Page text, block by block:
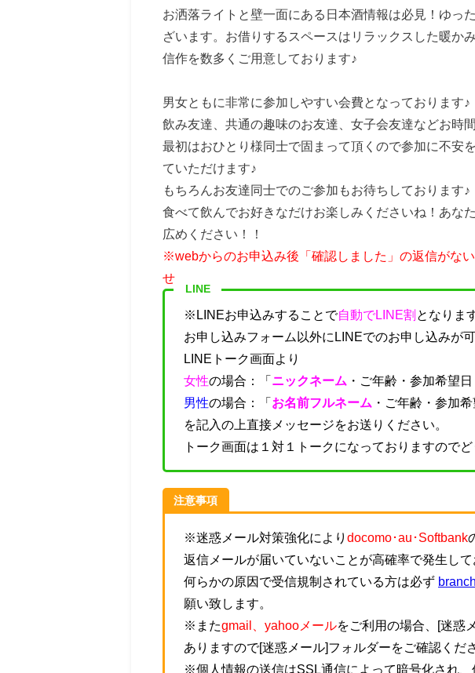
お洒落ライトと壁一面にある日本酒情報は必見！ゆっ
ざいます。お借りするスペースはリラックスした暖か
信作を数多くご用意しております♪
男女ともに非常に参加しやすい会費となっております♪
飲み友達、共通の趣味のお友達、女子会友達などお時
最初はおひとり様同士で固まって頂くので参加に不安
ていただけます♪
もちろんお友達同士でのご参加もお待ちしております♪
食べて飲んでお好きなだけお楽しみくださいね！あな
広めください！！
※webからのお申込み後「確認しました」の返信がな
せ。
LINE
※LINEお申込みすることで自動でLINE割 となりま
お申し込みフォーム以外にLINEでのお申し込みが可
LINEトーク画面より
女性の場合：「 ニックネーム ・ ご年齢・参加希望
男性の場合：「 お名前フルネーム ・ ご年齢・参加
を記入の上直接メッセージをお送りください。
トーク画面は１対１トークになっておりますので
注意事項
※迷惑メール対策強化により docomo･au･Softbank
返信メールが届いていないことが高確率で発生して
何らかの原因で受信規制されている方は必ず
願い致します。
※またgmail、yahooメールをご利用の場合、[迷惑
ありますので[迷惑メール]フォルダーをご確認くだ
※個人情報の送信はSSL通信によって暗号化され、